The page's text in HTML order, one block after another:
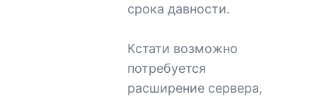
срока давности.
Кстати возможно
потребуется
расширение сервера,